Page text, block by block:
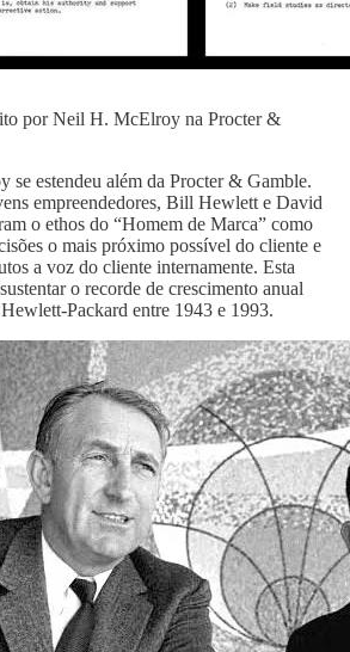
por Neil H. McElroy na Procter &
se estendeu além da Procter & Gamble.
empreendedores, Bill Hewlett e David
o ethos do “Homem de Marca” como
o mais próximo possível do cliente e
a voz do cliente internamente. Esta
o recorde de crescimento anual
Packard entre 1943 e 1993.